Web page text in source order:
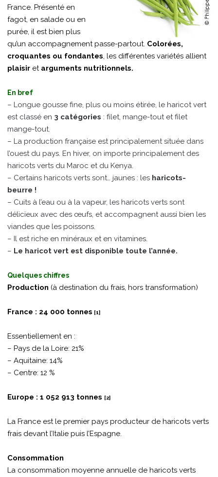
France. Présenté en
fagot, en salade ou en
purée, il est bien plus
qu’un accompagnement passe-partout. Colorées,
croquantes ou fondantes , les différentes variétés allient
plaisir et arguments nutritionnels.
En bref
– Longue gousse fine, plus ou moins étirée, le haricot vert
est classé en 3 catégories : filet, mange-tout et filet
mange-tout.
– La production française est principalement située dans
l’ouest du pays. En hiver, on importe principalement des
haricots verts du Maroc et du Kenya.
– Certains haricots verts sont… jaunes : les haricots-
beurre !
– Cuits à l’eau ou à la vapeur, les haricots verts sont
délicieux avec des œufs, et accompagnent aussi bien les
viandes que les poissons.
– Il est riche en minéraux et en vitamines.
– Le haricot vert est disponible toute l’année.
Quelques chiffres
Production (à destination du frais, hors transformation)
France : 24 000 tonnes [1]
Essentiellement en :
– Pays de la Loire: 21%
– Aquitaine: 14%
– Centre: 12 %
Europe : 1 052 913 tonnes [2]
La France est le premier pays producteur de haricots verts
frais devant l’Italie puis l’Espagne.
Consommation
La consommation moyenne annuelle de haricots verts